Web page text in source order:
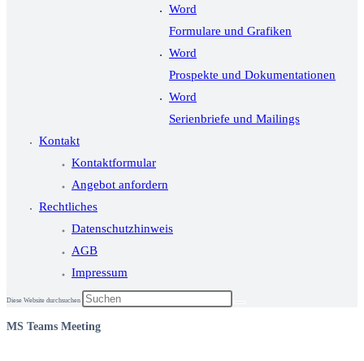
Word
Formulare und Grafiken
Word
Prospekte und Dokumentationen
Word
Serienbriefe und Mailings
Kontakt
Kontaktformular
Angebot anfordern
Rechtliches
Datenschutzhinweis
AGB
Impressum
Diese Website durchsuchen
MS Teams Meeting